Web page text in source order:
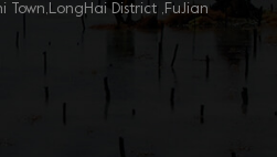
Town,LongHai District ,FuJian